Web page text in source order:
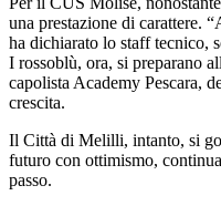
una prestazione di carattere.
ha dichiarato lo staff tecnico,
I rossoblù, ora, si preparano
capolista Academy Pescara,
crescita.
Il Città di Melilli, intanto, si
futuro con ottimismo,
passo.